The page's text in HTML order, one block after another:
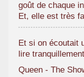
goût de chaque
Et, elle est très
Et si on écoutait
lire
Queen - The